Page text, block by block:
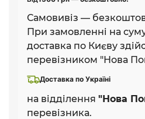
Самовивіз —
При замовленні на
доставка по Києву
перевізником "Нова
Доставка по Україні
на відділення "Нова
перевізника.